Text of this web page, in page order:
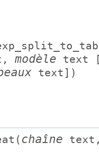
, modèle text
text ])
chaîne text